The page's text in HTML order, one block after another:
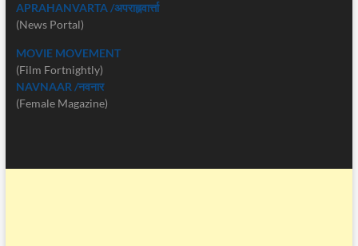
APRAHANVARTA /अपराह्नवार्त्ता
(News Portal)
MOVIE MOVEMENT
(Film Fortnightly)
NAVNAAR /नवनार
(Female Magazine)